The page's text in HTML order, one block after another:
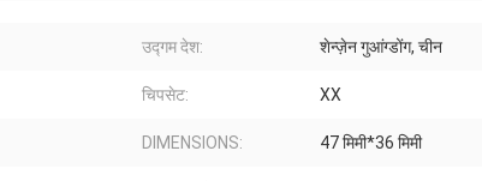
उद्गम देश: शेन्ज़ेन गुआंग्डोंग, चीन
चिपसेट: XX
DIMENSIONS: 47 मिमी*36 मिमी